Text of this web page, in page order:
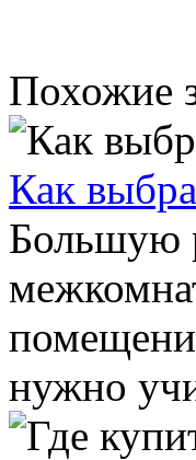
Похожие
Как
Большую
нужно